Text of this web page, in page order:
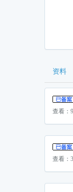
资料
查看：
查看：